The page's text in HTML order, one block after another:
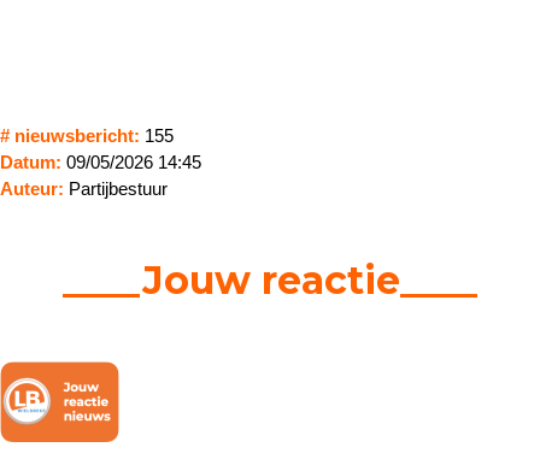
# nieuwsbericht: 155
Datum: 09/05/2026 14:45
Auteur: Partijbestuur
____Jouw reactie____